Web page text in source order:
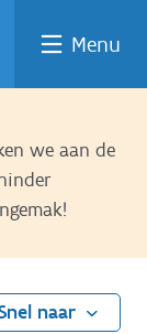
Menu
we aan de
naar